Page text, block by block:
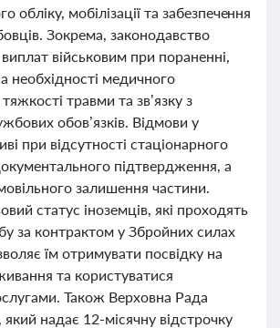
обліку, мобілізації та забезпечення
Зокрема, законодавство
військовим при пораненні,
необхідності медичного
травми та зв’язку з
обов’язків. Відмови у
при відсутності стаціонарного
підтвердження, а
залишення частини.
статус іноземців, які проходять
за контрактом у Збройних силах
їм отримувати посвідку на
та користуватися
Також Верховна Рада
який надає 12-місячну відстрочку